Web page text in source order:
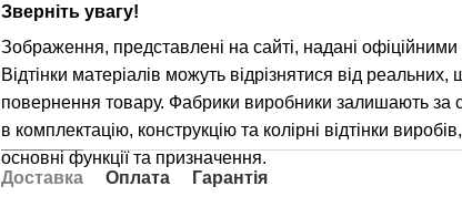
Зверніть увагу!
Зображення, представлені на сайті, надані
Відтінки матеріалів можуть відрізнятися від
повернення товару. Фабрики виробники залишають за
в комплектацію, конструкцію та колірні відтінки
основні функції та призначення.
Доставка
Оплата Гарантія